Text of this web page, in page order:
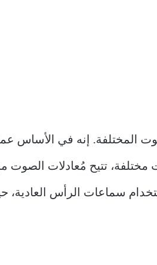
المختلفة. إنه في
تتيح مُعادلات الصوت
سماعات الرأس العادية،